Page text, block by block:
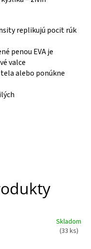
replikujú pocit rúk
penou EVA je
valce
alebo ponúkne
Skladom
(33 ks)